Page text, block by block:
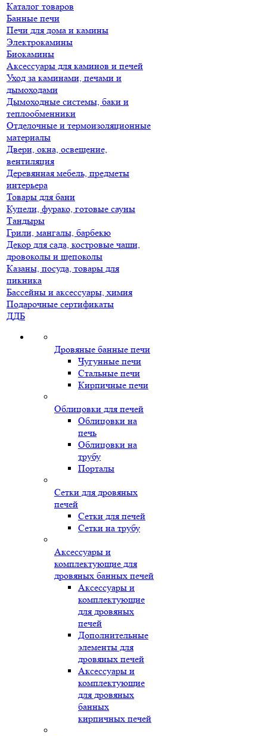
Каталог товаров
Банные печи
Печи для дома и камины
Электрокамины
Биокамины
Аксессуары для каминов и печей
Уход за каминами, печами и
дымоходами
Дымоходные системы, баки и
теплообменники
Отделочные и термоизоляционные
материалы
Двери, окна, освещение,
вентиляция
Деревянная мебель, предметы
интерьера
Товары для бани
Купели, фурако, готовые сауны
Тандыры
Грили, мангалы, барбекю
Декор для сада, костровые чаши,
дровоколы и щепоколы
Казаны, посуда, товары для
пикника
Бассейны и аксессуары, химия
Подарочные сертификаты
ДДБ
Дровяные банные печи
Чугунные печи
Стальные печи
Кирпичные печи
Облицовки для печей
Облицовки на
печь
Облицовки на
трубу
Порталы
Сетки для дровяных
печей
Сетки для печей
Сетки на трубу
Аксессуары и
комплектующие для
дровяных банных печей
Аксессуары и
комплектующие
для дровяных
печей
Дополнительные
элементы для
дровяных печей
Аксессуары и
комплектующие
для дровяных
банных
кирпичных печей